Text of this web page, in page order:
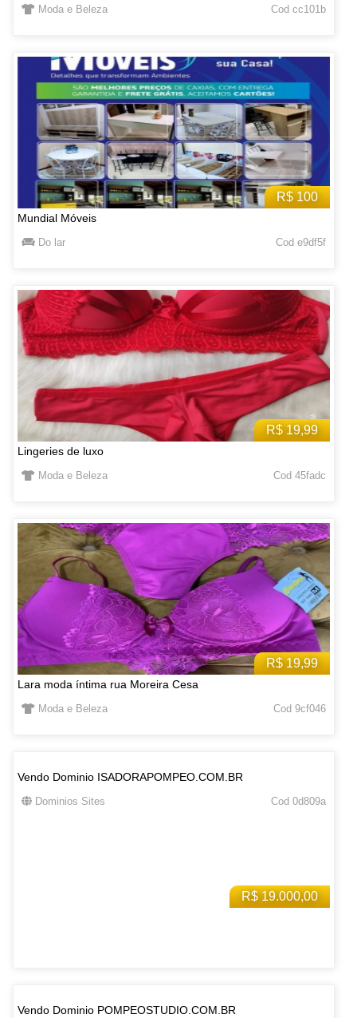
Moda e Beleza Cod cc101b
R$ 100
Mundial Móveis
Do lar Cod e9df5f
R$ 19,99
Lingeries de luxo
Moda e Beleza Cod 45fadc
R$ 19,99
Lara moda íntima rua Moreira Cesa
Moda e Beleza Cod 9cf046
R$ 19.000,00
Vendo Dominio ISADORAPOMPEO.COM.BR
Dominios Sites Cod 0d809a
Vendo Dominio POMPEOSTUDIO.COM.BR